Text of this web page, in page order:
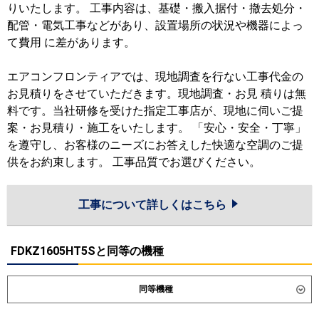
りいたします。 工事内容は、基礎・搬入据付・撤去処分・
配管・電気工事などがあり、設置場所の状況や機器によっ
て費用 に差があります。
エアコンフロンティアでは、現地調査を行ない工事代金の
お見積りをさせていただきます。現地調査・お見 積りは無
料です。当社研修を受けた指定工事店が、現地に伺いご提
案・お見積り・施工をいたします。 「安心・安全・丁寧」
を遵守し、お客様のニーズにお答えした快適な空調のご提
供をお約束します。 工事品質でお選びください。
工事について詳しくはこちら
FDKZ1605HT5Sと同等の機種
同等機種